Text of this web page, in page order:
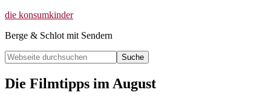
die konsumkinder
Berge & Schlot mit Sendern
Webseite
durchsuchen
Search
Die Filmtipps im August